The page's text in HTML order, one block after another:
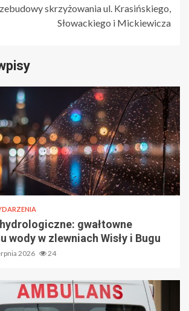
skrzyżowania ul. Krasińskiego,
Słowackiego i Mickiewicza
gwałtowne
wody w zlewniach Wisły i Bugu
2026 24